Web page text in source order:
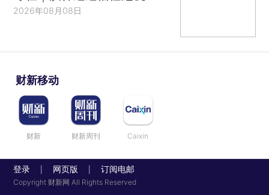
2026年08月08日
财新移动
财新 财新周刊 Caixin
登录 网页版 订阅电邮
Copyright 财新网 All Rights Reserved